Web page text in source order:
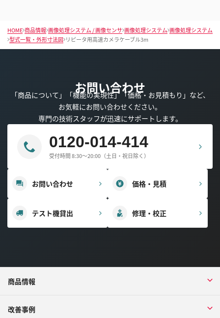
HOME 商品情報 画像処理システム / 画像センサ 画像処理システム 画像処理システム
型式一覧・外形寸法図 リピータ用高速カメラケーブル3m
お問い合わせ
「商品について」「機能の実現性」「価格・お見積もり」など、
お気軽にお問い合わせください。
専門の技術スタッフが迅速にサポートします。
0120-014-414
受付時間 8:30～20:00（土日・祝日除く）
お問い合わせ 価格・見積
テスト機貸出 修理・校正
商品情報
改善事例